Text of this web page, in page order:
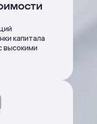
капитала
высокими